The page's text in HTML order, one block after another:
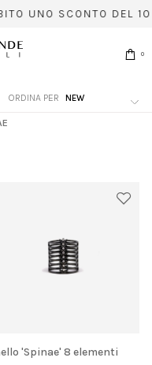
UNO SCONTO DEL
0
ORDINA PER
'Spinae' 8 elementi